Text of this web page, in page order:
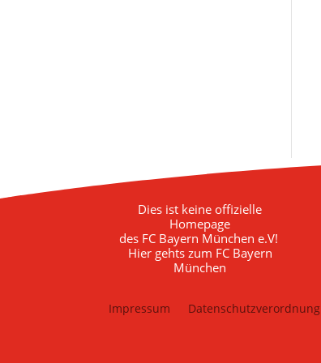
Dies ist keine offizielle
Homepage
des FC Bayern München e.V!
Hier gehts zum FC Bayern
München
Impressum Datenschutzverordnung